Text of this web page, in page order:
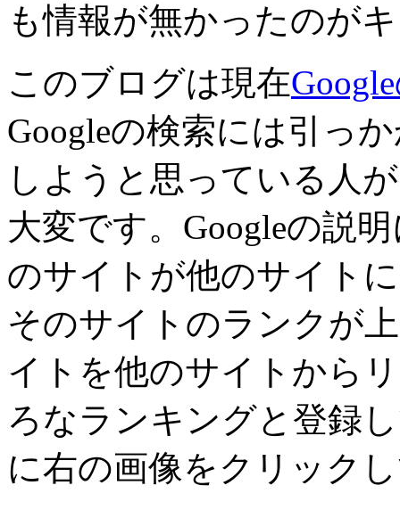
も情報が無かったのが
このブログは現在
Googleの検索には引っ
しようと思っている人
大変です。Googleの説
のサイトが他のサイト
そのサイトのランクが
イトを他のサイトから
ろなランキングと登録
に右の画像をクリック